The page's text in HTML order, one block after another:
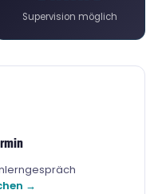
Supervision möglich
→